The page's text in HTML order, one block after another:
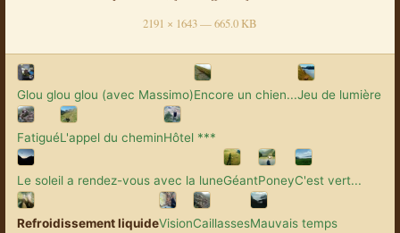
2191 × 1643 — 665.0 KB
Glou glou glou (avec Massimo)Encore un chien...Jeu de lumière
FatiguéL'appel du cheminHôtel ***
Le soleil a rendez-vous avec la luneGéantPoneyC'est vert...
Refroidissement liquideVisionCaillassesMauvais temps